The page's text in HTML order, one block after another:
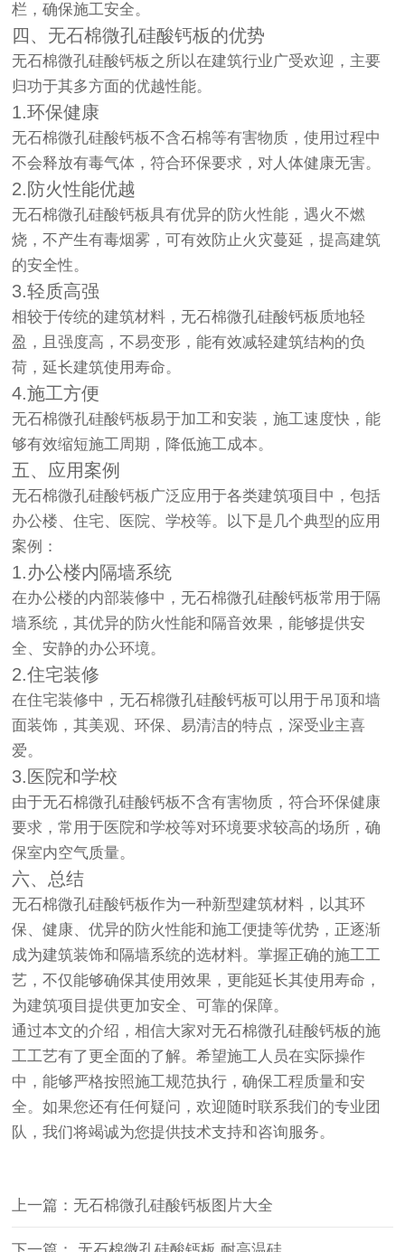
栏，确保施工安全。
四、无石棉微孔硅酸钙板的优势
无石棉微孔硅酸钙板之所以在建筑行业广受欢迎，主要
归功于其多方面的优越性能。
1.环保健康
无石棉微孔硅酸钙板不含石棉等有害物质，使用过程中
不会释放有毒气体，符合环保要求，对人体健康无害。
2.防火性能优越
无石棉微孔硅酸钙板具有优异的防火性能，遇火不燃
烧，不产生有毒烟雾，可有效防止火灾蔓延，提高建筑
的安全性。
3.轻质高强
相较于传统的建筑材料，无石棉微孔硅酸钙板质地轻
盈，且强度高，不易变形，能有效减轻建筑结构的负
荷，延长建筑使用寿命。
4.施工方便
无石棉微孔硅酸钙板易于加工和安装，施工速度快，能
够有效缩短施工周期，降低施工成本。
五、应用案例
无石棉微孔硅酸钙板广泛应用于各类建筑项目中，包括
办公楼、住宅、医院、学校等。以下是几个典型的应用
案例：
1.办公楼内隔墙系统
在办公楼的内部装修中，无石棉微孔硅酸钙板常用于隔
墙系统，其优异的防火性能和隔音效果，能够提供安
全、安静的办公环境。
2.住宅装修
在住宅装修中，无石棉微孔硅酸钙板可以用于吊顶和墙
面装饰，其美观、环保、易清洁的特点，深受业主喜
爱。
3.医院和学校
由于无石棉微孔硅酸钙板不含有害物质，符合环保健康
要求，常用于医院和学校等对环境要求较高的场所，确
保室内空气质量。
六、总结
无石棉微孔硅酸钙板作为一种新型建筑材料，以其环
保、健康、优异的防火性能和施工便捷等优势，正逐渐
成为建筑装饰和隔墙系统的选材料。掌握正确的施工工
艺，不仅能够确保其使用效果，更能延长其使用寿命，
为建筑项目提供更加安全、可靠的保障。
通过本文的介绍，相信大家对无石棉微孔硅酸钙板的施
工工艺有了更全面的了解。希望施工人员在实际操作
中，能够严格按照施工规范执行，确保工程质量和安
全。如果您还有任何疑问，欢迎随时联系我们的专业团
队，我们将竭诚为您提供技术支持和咨询服务。
上一篇：无石棉微孔硅酸钙板图片大全